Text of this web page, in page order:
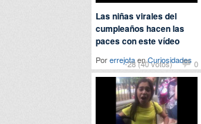
-28 (40 votos) 0
Las niñas virales del
cumpleaños hacen las
paces con este vídeo
PorerrejotaenCuriosidades